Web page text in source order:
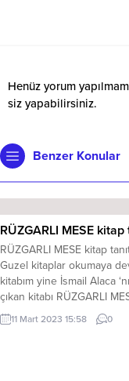
Henüz yorum
siz yapabilirsiniz.
Benzer Konular
RÜZGARLI MESE kitap
RÜZGARLI MESE kitap
Guzel kitaplar okumaya
kitabım yine İsmail Alaca
çıkan kitabı RÜZGARLI
SY ÎSMAİL ALACA Meryem
kızı Sude’ye çok dúşkündü
11 Mart 2023 15:58 0